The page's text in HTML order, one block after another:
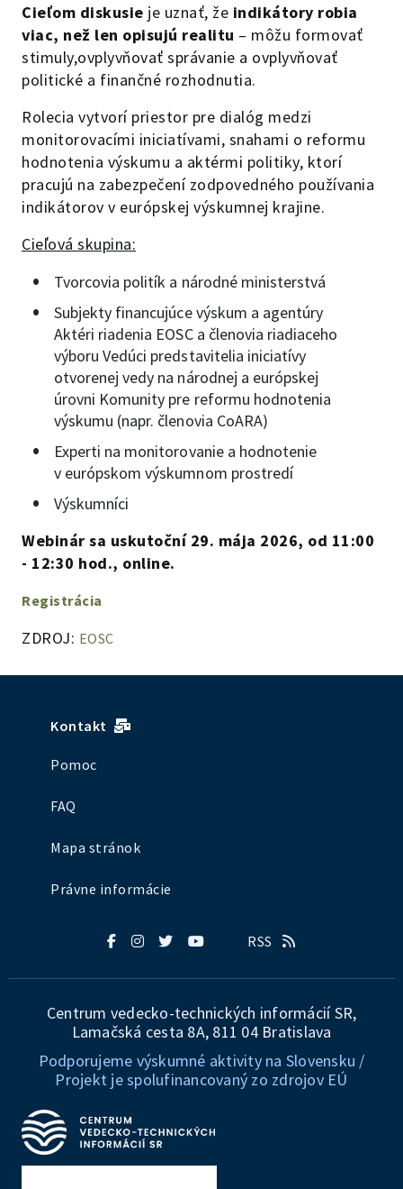
Cieľom diskusie je uznať, že indikátory robia
viac, než len opisujú realitu – môžu formovať
stimuly,ovplyvňovať správanie a ovplyvňovať
politické a finančné rozhodnutia.
Rolecia vytvorí priestor pre dialóg medzi
monitorovacími iniciatívami, snahami o reformu
hodnotenia výskumu a aktérmi politiky, ktorí
pracujú na zabezpečení zodpovedného používania
indikátorov v európskej výskumnej krajine.
Cieľová skupina:
Tvorcovia politík a národné ministerstvá
Subjekty financujúce výskum a agentúry
Aktéri riadenia EOSC a členovia riadiaceho
výboru Vedúci predstavitelia iniciatívy
otvorenej vedy na národnej a európskej
úrovni Komunity pre reformu hodnotenia
výskumu (napr. členovia CoARA)
Experti na monitorovanie a hodnotenie
v európskom výskumnom prostredí
Výskumníci
Webinár sa uskutoční 29. mája 2026, od 11:00
- 12:30 hod., online.
Registrácia
ZDROJ: EOSC
Kontakt
Pomoc
FAQ
Mapa stránok
Právne informácie
RSS
Centrum vedecko-technických informácií SR,
Lamačská cesta 8A, 811 04 Bratislava
Podporujeme výskumné aktivity na Slovensku /
Projekt je spolufinancovaný zo zdrojov EÚ